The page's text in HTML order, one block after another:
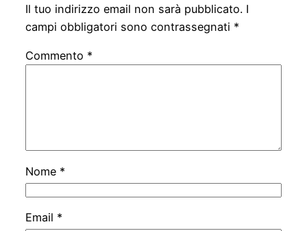
Il tuo indirizzo email non sarà pubblicato. I
campi obbligatori sono contrassegnati *
Commento *
Nome *
Email *